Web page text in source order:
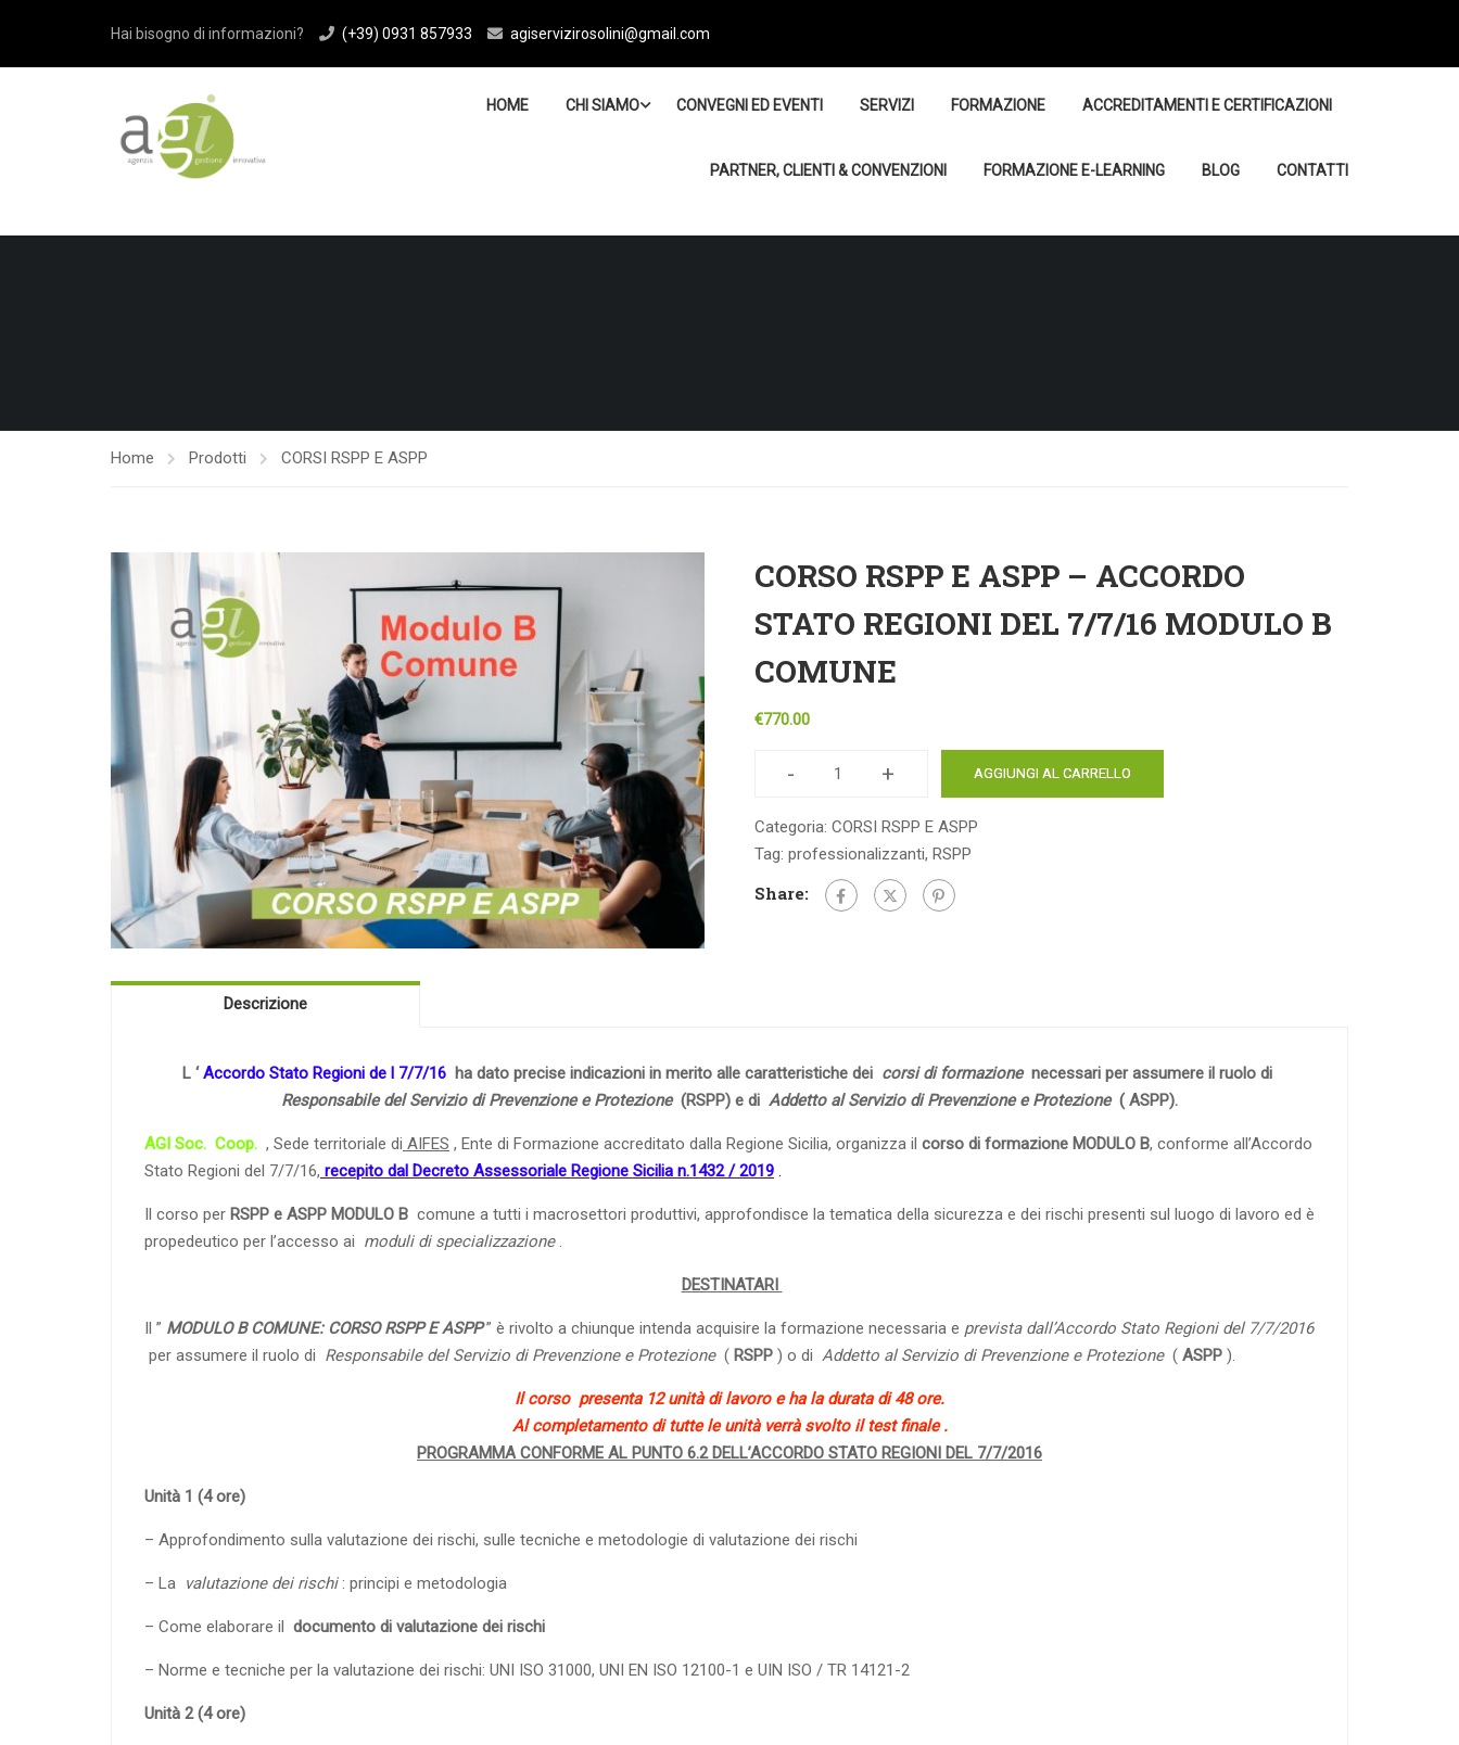
Hai bisogno di informazioni? (+39) 0931 857933 agiservizirosolini@gmail.com
HOME CHI SIAMO CONVEGNI ED EVENTI SERVIZI FORMAZIONE ACCREDITAMENTI E CERTIFICAZIONI
PARTNER, CLIENTI & CONVENZIONI FORMAZIONE E-LEARNING BLOG CONTATTI
Home Prodotti CORSI RSPP E ASPP
CORSO RSPP E ASPP – ACCORDO
STATO REGIONI DEL 7/7/16 MODULO B
COMUNE
€770.00
-
CORSO
–
B
COMUNE
quantità
+ AGGIUNGI AL CARRELLO
Categoria: CORSI RSPP E ASPP
Tag: professionalizzanti, RSPP
Share:
Descrizione
L ‘Accordo Stato Regioni de l 7/7/16 ha dato precise indicazioni in merito alle caratteristiche dei corsi di formazionenecessari per assumere il ruolo di
Responsabile del Servizio di Prevenzione e Protezione (RSPP) e di Addetto al Servizio di Prevenzione e Protezione( ASPP).
AGI Soc. Coop. , Sede territoriale di AIFES , Ente di Formazione accreditato dalla Regione Sicilia, organizza il corso di formazione MODULO B, conforme all’Accordo
Stato Regioni del 7/7/16, recepito dal Decreto Assessoriale Regione Sicilia n.1432 / 2019 .
Il corso per RSPP e ASPP MODULO B comune a tutti i macrosettori produttivi, approfondisce la tematica della sicurezza e dei rischi presenti sul luogo di lavoro ed è
propedeutico per l’accesso ai moduli di specializzazione.
DESTINATARI
Il ” MODULO B COMUNE: CORSO RSPP E ASPP” è rivolto a chiunque intenda acquisire la formazione necessaria e prevista dall’Accordo Stato Regioni del 7/7/2016
per assumere il ruolo di Responsabile del Servizio di Prevenzione e Protezione ( RSPP ) o di Addetto al Servizio di Prevenzione e Protezione( ASPP ).
Il corso presenta 12 unità di lavoro e ha la durata di 48 ore.
Al completamento di tutte le unità verrà svolto il test finale.
PROGRAMMA CONFORME AL PUNTO 6.2 DELL’ACCORDO STATO REGIONI DEL 7/7/2016
Unità 1 (4 ore)
– Approfondimento sulla valutazione dei rischi, sulle tecniche e metodologie di valutazione dei rischi
– La valutazione dei rischi: principi e metodologia
– Come elaborare il documento di valutazione dei rischi
– Norme e tecniche per la valutazione dei rischi: UNI ISO 31000, UNI EN ISO 12100-1 e UIN ISO / TR 14121-2
Unità 2 (4 ore)